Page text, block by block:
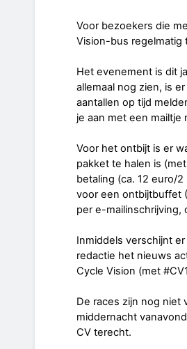
Voor bezoekers die
Vision-bus regelmatig
Het evenement is dit
allemaal nog zien, is
aantallen op tijd
je aan met een mailtje
Voor het ontbijt is er
pakket te halen is
betaling (ca. 12 euro/
voor een ontbijtbuffet
per e-mailinschrijving,
Inmiddels verschijnt er
redactie het nieuws
Cycle Vision (met
De races zijn nog niet
middernacht
CV terecht.